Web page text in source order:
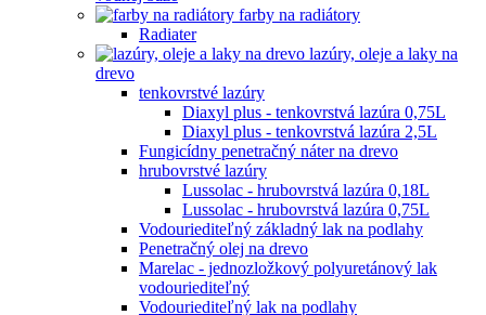
farby na radiátory
Radiater
lazúry, oleje a laky na
drevo
tenkovrstvé lazúry
Diaxyl plus - tenkovrstvá lazúra 0,75L
Diaxyl plus - tenkovrstvá lazúra 2,5L
Fungicídny penetračný náter na drevo
hrubovrstvé lazúry
Lussolac - hrubovrstvá lazúra 0,18L
Lussolac - hrubovrstvá lazúra 0,75L
Vodouriediteľný základný lak na podlahy
Penetračný olej na drevo
Marelac - jednozložkový polyuretánový lak
vodouriediteľný
Vodouriediteľný lak na podlahy